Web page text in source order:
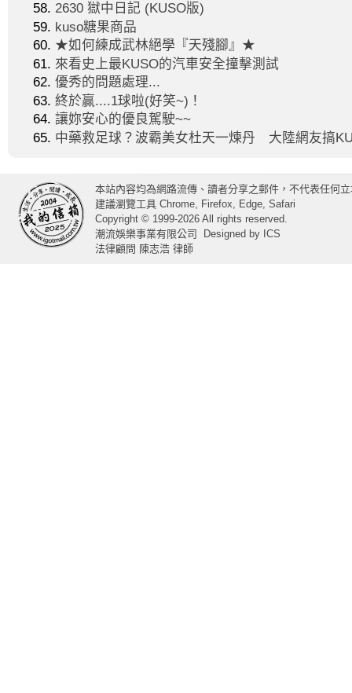
2630 獄中日記 (KUSO版)
kuso糖果商品
★如何練成武林絕學『天殘腳』★
來看史上最KUSO的汽車安全撞擊測試
優秀的問題處理...
終於贏....1球啦(好笑~)！
讓妳安心的優良駕駛~~
中藥救足球？波霸美女杜天一煉丹 大陸網友搞
本站內容均為網路流傳、讀者分享之郵件，不代表任何
建議瀏覽工具 Chrome, Firefox, Edge, Safari
Copyright © 1999-2026 All rights reserved.
潮流娛樂事業有限公司
Designed by ICS
法律顧問 陳志浩 律師